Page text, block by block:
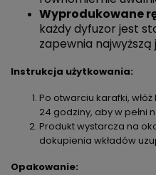
Wyprodukowane
każdy dyfuzor jest
zapewnia najwyższą
Instrukcja użytkowania:
Po otwarciu karafki,
24 godziny, aby w pełni
Produkt wystarcza na
dokupienia wkładów
Opakowanie: